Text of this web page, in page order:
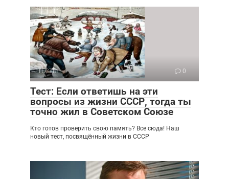
ТЕСТЫ 0
Тест: Если ответишь на эти
вопросы из жизни СССР, тогда ты
точно жил в Советском Союзе
Кто готов проверить свою память? Все сюда! Наш
новый тест, посвящённый жизни в СССР